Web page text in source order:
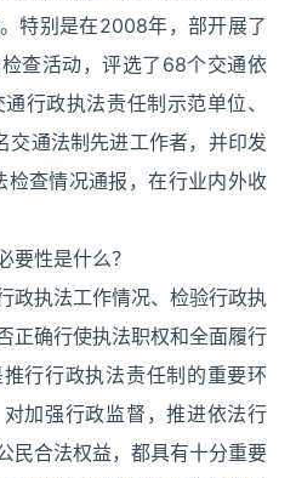
特别是在2008年，部开展了
查活动，评选了68个交通依
行政执法责任制示范单位、
交通法制先进工作者，并印发
查情况通报，在行业内外收
要性是什么？
政执法工作情况、检验行政执
正确行使执法职权和全面履行
行行政执法责任制的重要环
加强行政监督，推进依法行
民合法权益，都具有十分重要